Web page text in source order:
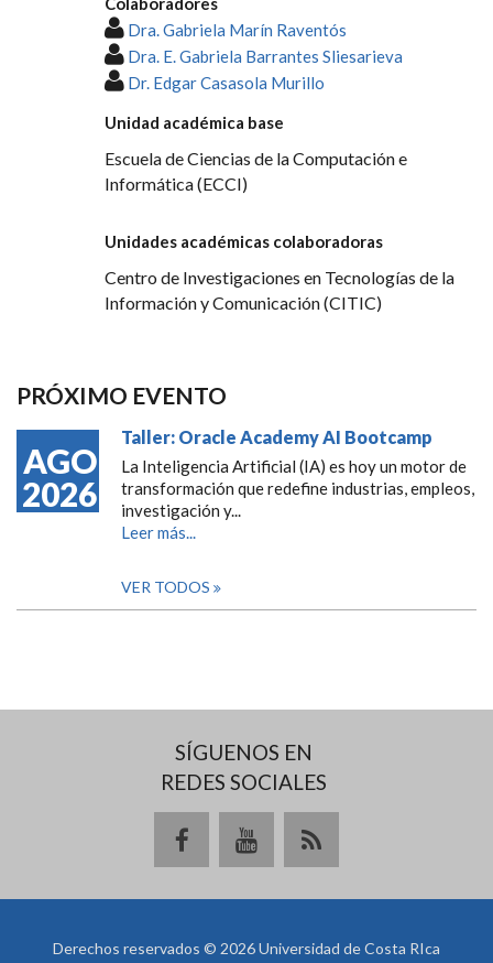
Dra. Gabriela Marín Raventós
Dra. E. Gabriela Barrantes Sliesarieva
Dr. Edgar Casasola Murillo
Unidad académica base
Escuela de Ciencias de la Computación e
Informática (ECCI)
Unidades académicas colaboradoras
Centro de Investigaciones en Tecnologías de la
Información y Comunicación (CITIC)
PRÓXIMO EVENTO
AGO
2026
Taller: Oracle Academy AI Bootcamp
La Inteligencia Artificial (IA) es hoy un motor de
transformación que redefine industrias, empleos,
investigación y...
Leer más...
VER TODOS
SÍGUENOS EN
REDES SOCIALES
Derechos reservados © 2026 Universidad de Costa RIca